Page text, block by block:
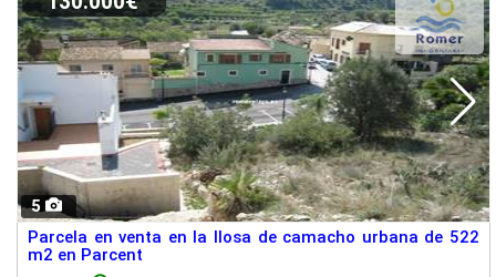
5
Parcela en venta en la llosa de camacho urbana de 522
m2 en Parcent